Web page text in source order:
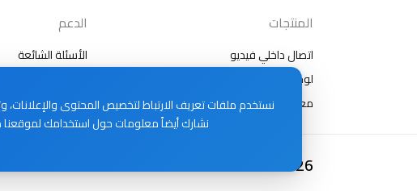
المنتجات
اتصال داخلي فيديو
لوحات خارجية
معدات أخرى
الدعم
الأسئلة الشائعة
2026 Slinex
نستخدم ملفات تعريف الارتباط لتخصيص المحتوى والإعلانات،
نشارك أيضاً معلومات حول استخدامك لموقعنا